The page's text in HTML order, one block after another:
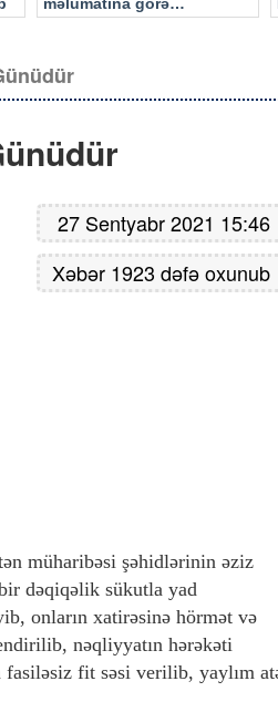
27 Sentyabr 2021 15:46
Xəbər 1923 dəfə oxunub
müharibəsi şəhidlərinin əziz
dəqiqəlik sükutla yad
onların xatirəsinə hörmət və
nəqliyyatın hərəkəti
fasiləsiz fit səsi verilib, yaylım